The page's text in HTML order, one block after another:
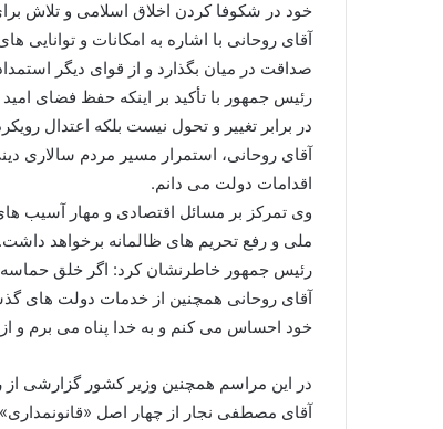
خود در شکوفا کردن اخلاق اسلامی و تلاش
آقای روحانی با اشاره به امکانات و توانایی
صداقت در میان بگذارد و از قوای دیگر
رئیس جمهور با تأکید بر اینکه حفظ فضای
در برابر تغییر و تحول نیست بلکه اعتدال
آقای روحانی، استمرار مسیر مردم سالاری
اقدامات دولت می دانم.
وی تمرکز بر مسائل اقتصادی و مهار آسیب
ملی و رفع تحریم های ظالمانه برخواهد داشت.
رئیس جمهور خاطرنشان کرد: اگر خلق حماسه
آقای روحانی همچنین از خدمات دولت های
خود احساس می کنم و به خدا پناه می برم و
در این مراسم همچنین وزیر کشور گزارشی از
آقای مصطفی نجار از چهار اصل